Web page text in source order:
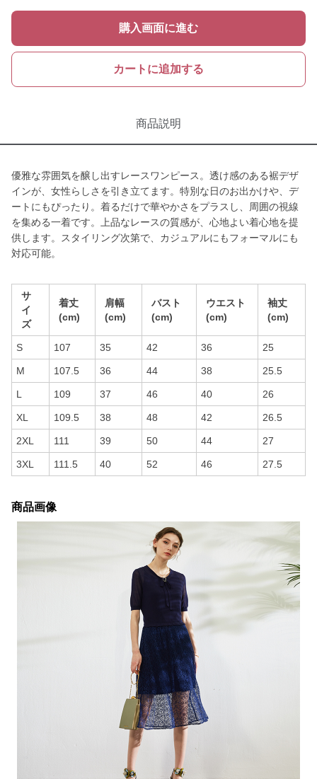
購入画面に進む
カートに追加する
商品説明
優雅な雰囲気を醸し出すレースワンピース。透け感のある裾デザ
インが、女性らしさを引き立てます。特別な日のお出かけや、デ
ートにもぴったり。着るだけで華やかさをプラスし、周囲の視線
を集める一着です。上品なレースの質感が、心地よい着心地を提
供します。スタイリング次第で、カジュアルにもフォーマルにも
対応可能。
サ
イ
ズ
着丈
(cm)
肩幅
(cm)
バスト
(cm)
ウエスト
(cm)
袖丈
(cm)
S 107 35 42 36 25
M 107.5 36 44 38 25.5
L 109 37 46 40 26
XL 109.5 38 48 42 26.5
2XL 111 39 50 44 27
3XL 111.5 40 52 46 27.5
商品画像